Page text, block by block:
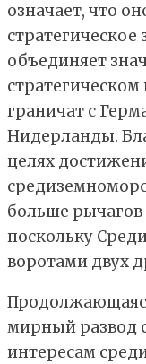
означает, что
стратегическое
объединяет
стратегическом
граничат с
Нидерланды.
целях
больше
поскольку
воротами двух
мирный развод
интересам